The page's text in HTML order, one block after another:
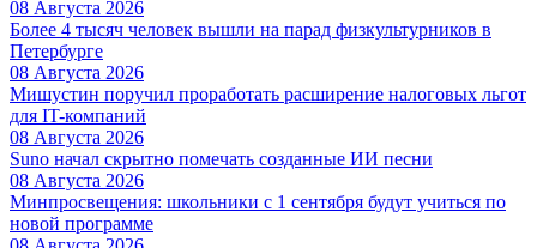
08 Августа 2026
Более 4 тысяч человек вышли на парад физкультурников в
Петербурге
08 Августа 2026
Мишустин поручил проработать расширение налоговых льгот
для IT-компаний
08 Августа 2026
Suno начал скрытно помечать созданные ИИ песни
08 Августа 2026
Минпросвещения: школьники с 1 сентября будут учиться по
новой программе